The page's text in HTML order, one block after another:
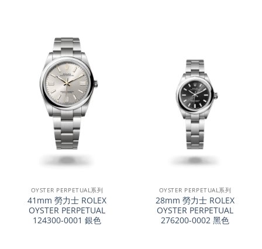
OYSTER PERPETUAL系列
41mm 勞力士 ROLEX
OYSTER PERPETUAL
124300-0001 銀色
OYSTER PERPETUAL系列
28mm 勞力士 ROLEX
OYSTER PERPETUAL
276200-0002 黑色